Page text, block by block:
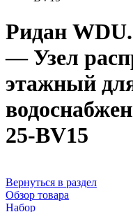
Ридан
— Узел
этажный
25-BV15
Вернуться в раздел
Обзор товара
Набор